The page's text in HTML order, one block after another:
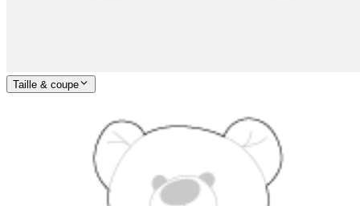
Taille & coupe